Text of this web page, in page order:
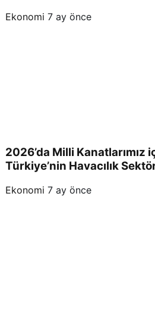
Ekonomi 7 ay önce
2026’da Milli Kanatlarımız
Türkiye’nin Havacılık
Ekonomi 7 ay önce